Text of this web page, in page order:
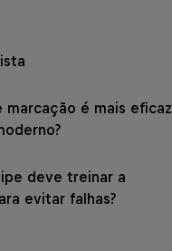
marcação é mais eficaz
deve treinar a
evitar falhas?